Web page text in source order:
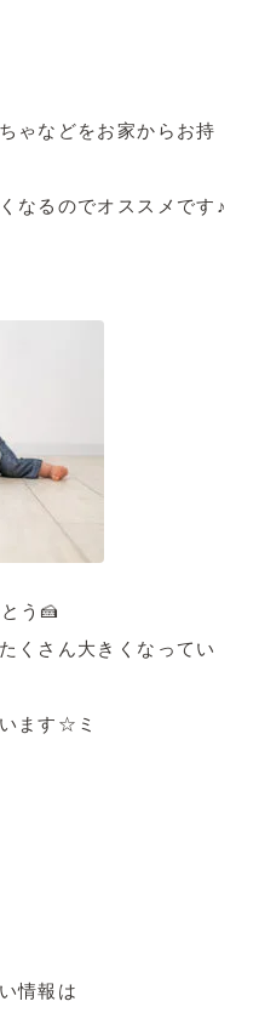
ゃなどをお家からお持
なるのでオススメです♪
う🍰
くさん大きくなってい
ます☆ミ
情報は